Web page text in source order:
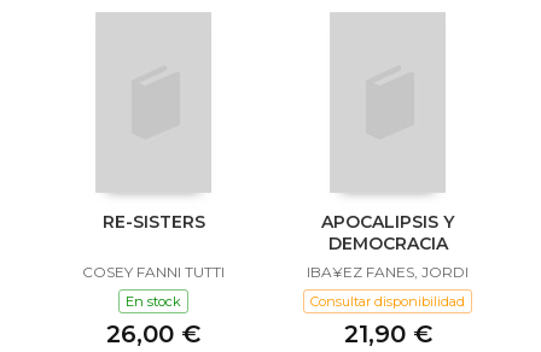
RE-SISTERS
COSEY FANNI TUTTI
En stock
26,00 €
APOCALIPSIS Y
DEMOCRACIA
IBA¥EZ FANES, JORDI
Consultar disponibilidad
21,90 €